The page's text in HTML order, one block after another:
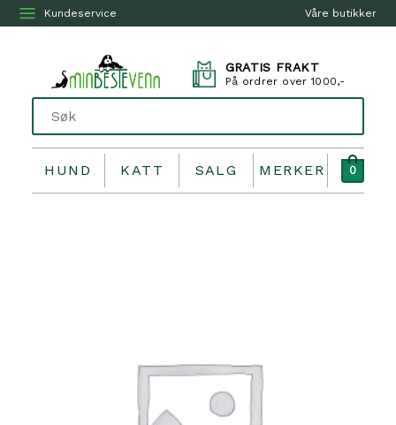
Våre butikker
Kundeservice
GRATIS FRAKT
På ordrer over 1000,-
HUND KATT SALG MERKER 0